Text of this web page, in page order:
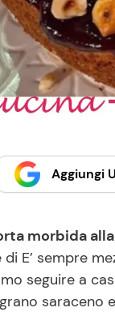
Aggiungi
morbida
di E’ sempre
seguire a
saraceno